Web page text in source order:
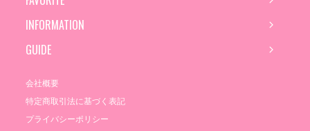
INFORMATION
GUIDE
会社概要
特定商取引法に基づく表記
プライバシーポリシー